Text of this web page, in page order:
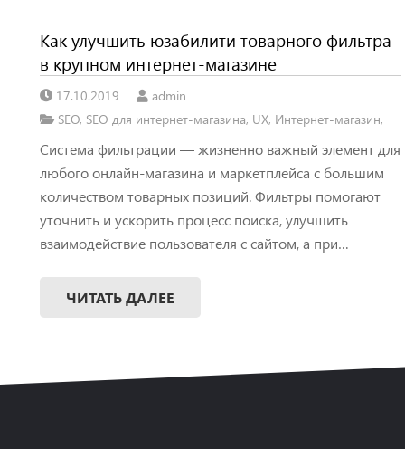
Как улучшить юзабилити товарного фильтра
в крупном интернет-магазине
17.10.2019
admin
SEO, SEO для интернет-магазина, UX, Интернет-магазин,
Система фильтрации — жизненно важный элемент для
любого онлайн-магазина и маркетплейса с большим
количеством товарных позиций. Фильтры помогают
уточнить и ускорить процесс поиска, улучшить
взаимодействие пользователя с сайтом, а при…
ЧИТАТЬ ДАЛЕЕ